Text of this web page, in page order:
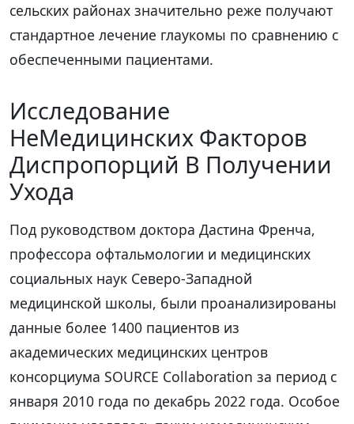
сельских районах значительно реже получают
стандартное лечение глаукомы по сравнению с
обеспеченными пациентами.
Исследование
НеМедицинских Факторов
Диспропорций В Получении
Ухода
Под руководством доктора Дастина Френча,
профессора офтальмологии и медицинских
социальных наук Северо-Западной
медицинской школы, были проанализированы
данные более 1400 пациентов из
академических медицинских центров
консорциума SOURCE Collaboration за период с
января 2010 года по декабрь 2022 года. Особое